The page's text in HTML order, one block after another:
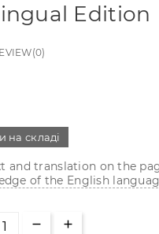
Edition
на складі
and translation on the
of the English